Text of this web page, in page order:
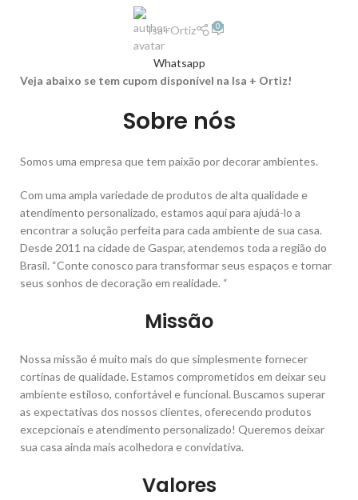
PERSIANA ROLÔ
Isa+Ortiz 0
Whatsapp
Veja abaixo se tem cupom disponível na Isa + Ortiz!
Sobre nós
Somos uma empresa que tem paixão por decorar ambientes.
Com uma ampla variedade de produtos de alta qualidade e
atendimento personalizado, estamos aqui para ajudá-lo a
encontrar a solução perfeita para cada ambiente de sua casa.
Desde 2011 na cidade de Gaspar, atendemos toda a região do
Brasil. “Conte conosco para transformar seus espaços e tornar
seus sonhos de decoração em realidade. “
Missão
Nossa missão é muito mais do que simplesmente fornecer
cortinas de qualidade. Estamos comprometidos em deixar seu
ambiente estiloso, confortável e funcional. Buscamos superar
as expectativas dos nossos clientes, oferecendo produtos
excepcionais e atendimento personalizado! Queremos deixar
sua casa ainda mais acolhedora e convidativa.
Valores